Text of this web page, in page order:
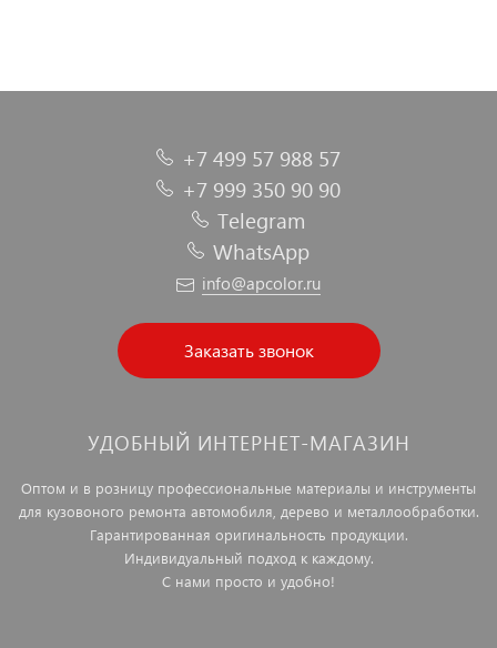
+7 499 57 988 57
+7 999 350 90 90
Telegram
WhatsApp
info@apcolor.ru
Заказать звонок
УДОБНЫЙ ИНТЕРНЕТ-МАГАЗИН
Оптом и в розницу профессиональные материалы и инструменты
для кузовоного ремонта автомобиля, дерево и металлообработки.
Гарантированная оригинальность продукции.
Индивидуальный подход к каждому.
С нами просто и удобно!